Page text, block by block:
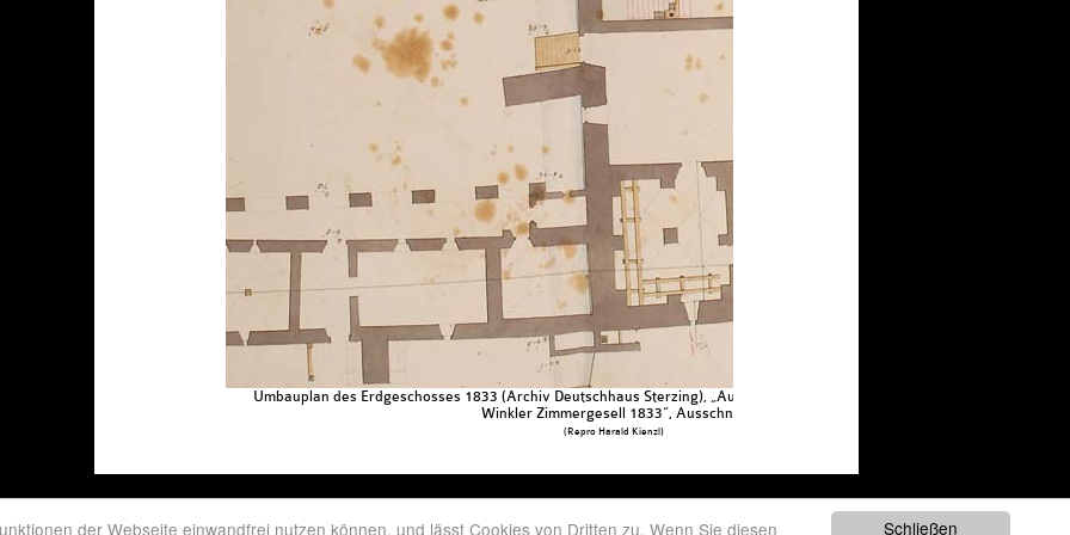
Schließen
der Webseite einwandfrei nutzen können, und lässt Cookies von Dritten zu. Wenn Sie diesen
Umbauplan des Erdgeschosses 1833 (Archiv Deutschhaus Sterzing), „Aufgenommen und gezeichnet Michael
Winkler Zimmergesell 1833“, Ausschnitt
(Repro Harald Kienzl)